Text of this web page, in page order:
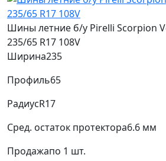
Шины летние б/у Pirelli Scorpion
235/65 R17 108V
Ширина235
Профиль65
РадиусR17
Сред. остаток протектора6.6 мм
Продажапо 1 шт.